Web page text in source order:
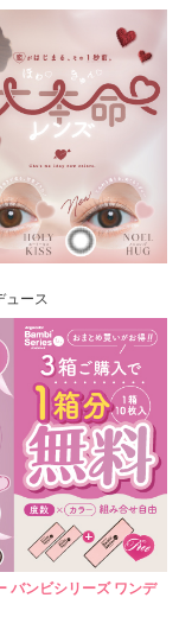
ュース
ンビシリーズ ワンデ